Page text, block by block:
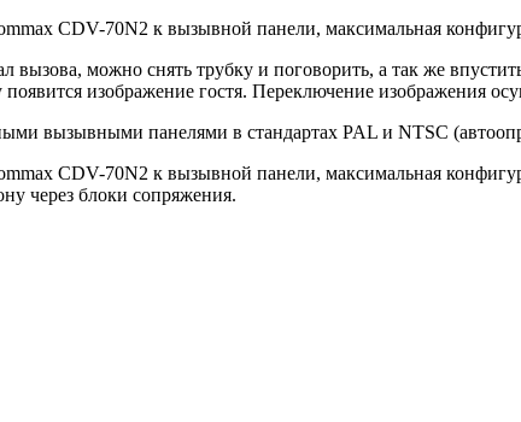
CDV-70N2 к вызывной панели, максимальная
вызова, можно снять трубку и поговорить, а так же
изображение гостя. Переключение изображения
вызывными панелями в стандартах PAL и NTSC
CDV-70N2 к вызывной панели, максимальная
через блоки сопряжения.